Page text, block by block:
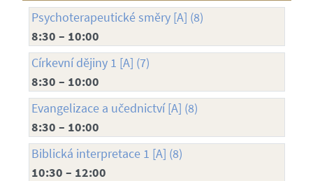
Psychoterapeutické směry [A] (8)
8:30 – 10:00
Církevní dějiny 1 [A] (7)
8:30 – 10:00
Evangelizace a učednictví [A] (8)
8:30 – 10:00
Biblická interpretace 1 [A] (8)
10:30 – 12:00